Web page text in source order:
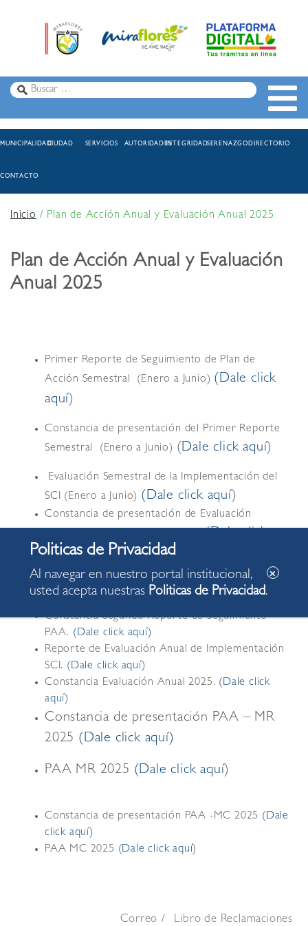
MUNICIPALIDADCIUDAD SERVICIOS AUTORIDADESINTEGRIDADSERENAZGODIRECTORIO
CONTACTO
Inicio/ Plan de Acción Anual y Evaluación Anual 2025
Plan de Acción Anual y Evaluación
Anual 2025
Primer Reporte de Seguimiento de Plan de
Acción Semestral (Enero a Junio) (Dale click
aquí )
Constancia de presentación del Primer Reporte
Semestral (Enero a Junio) (Dale click aquí)
Evaluación Semestral de la Implementación del
SCI (Enero a Junio) ( Dale click aquí )
Constancia de presentación de Evaluación
aquí)
Segundo Reporte de Seguimiento de PAA.
(Dale
click aquí)
Constancia Segundo Reporte de Seguimiento
PAA. (Dale click aquí)
Reporte de Evaluación Anual de Implementación
SCI. (Dale click aquí)
Constancia Evaluación Anual 2025. (Dale click
aquí)
Constancia de presentación PAA – MR
2025 (Dale click aquí)
PAA MR 2025 (Dale click aquí)
Constancia de presentación PAA -MC 2025 (Dale
click aquí)
PAA MC 2025 (Dale click aquí)
Correo Libro de Reclamaciones
Al navegar en nuestro portal institucional,
usted acepta nuestras Politicas de Privacidad.